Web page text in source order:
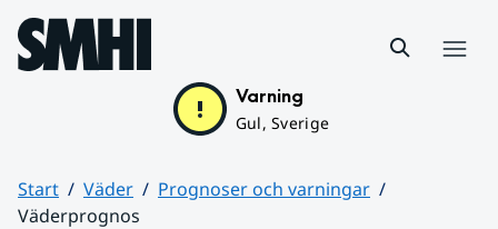
Hoppa till sidans innehåll
Varning
Gul, Sverige
Start Väder
Prognoser och varningar
Väderprognos